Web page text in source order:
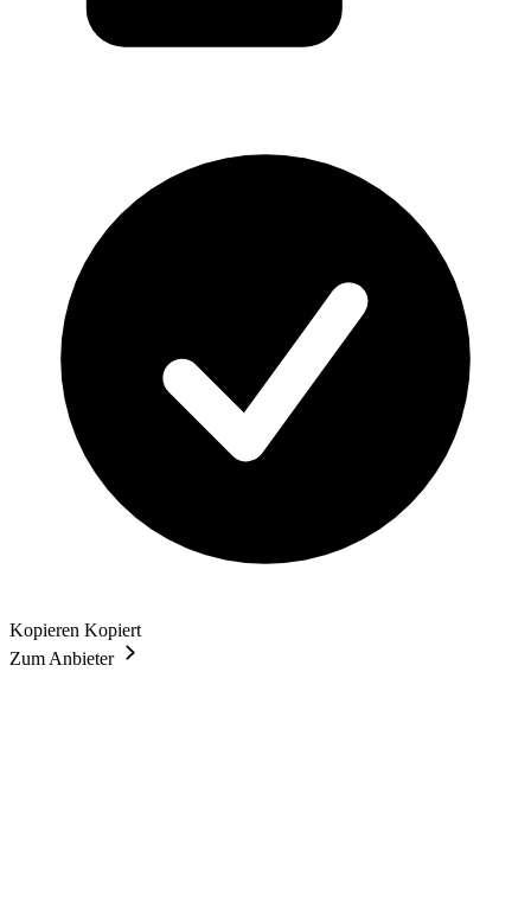
Kopieren Kopiert
Zum Anbieter